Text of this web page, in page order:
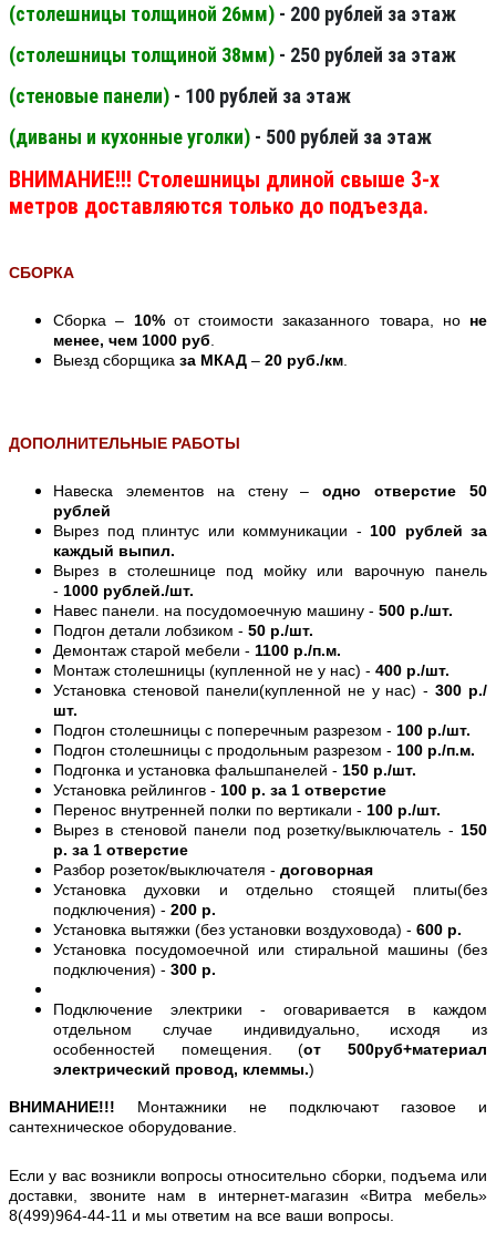
(столешницы толщиной 26мм) - 200 рублей за этаж
(столешницы толщиной 38мм) - 250 рублей за этаж
(стеновые панели) - 100 рублей за этаж
(диваны и кухонные уголки) - 500 рублей за этаж
ВНИМАНИЕ!!! Столешницы длиной свыше 3-х
метров доставляются только до подъезда.
СБОРКА
Сборка – 10%от стоимости заказанного товара, но не
менее, чем 1000 руб
Выезд сборщика за МКАД – 20 руб./км
ДОПОЛНИТЕЛЬНЫЕ РАБОТЫ
Навеска элементов на стену –одно отверстие 50
рублей
Вырез под плинтус или коммуникации - 100 рублей за
каждый выпил.
Вырез в столешнице под мойку или варочную панель
- 1000 рублей./шт.
Навес панели. на посудомоечную машину - 500 р./шт.
Подгон детали лобзиком - 50 р./шт.
Демонтаж старой мебели - 1100 р./п.м.
Монтаж столешницы (купленной не у нас) - 400 р./шт.
Установка стеновой панели(купленной не у нас) -300 р./
шт.
Подгон столешницы с поперечным разрезом - 100 р./шт.
Подгон столешницы с продольным разрезом - 100 р./п.м.
Подгонка и установка фальшпанелей - 150 р./шт.
Установка рейлингов - 100 р. за 1 отверстие
Перенос внутренней полки по вертикали - 100 р./шт.
Вырез в стеновой панели под розетку/выключатель - 150
р. за 1 отверстие
Разбор розеток/выключателя - договорная
Установка духовки и отдельно стоящей плиты(без
подключения) - 200 р.
Установка вытяжки (без установки воздуховода) - 600 р.
Установка посудомоечной или стиральной машины (без
подключения) - 300 р.
Подключение электрики - оговаривается в каждом
отдельном случае индивидуально, исходя из
особенностей помещения. (от 500руб+материал
электрический провод, клеммы.)
ВНИМАНИЕ!!! Монтажники не подключают газовое и
сантехническое оборудование.
Если у вас возникли вопросы относительно сборки, подъема или
доставки, звоните нам в интернет-магазин «Витра мебель»
8(499)964-44-11 и мы ответим на все ваши вопросы.